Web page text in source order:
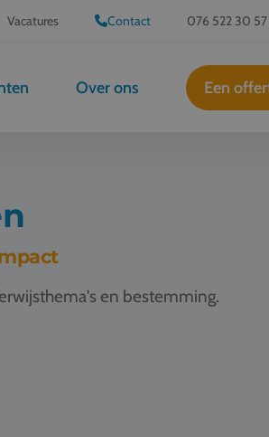
Vacatures Contact 076 522 30 57
Over ons Een
en bestemming.